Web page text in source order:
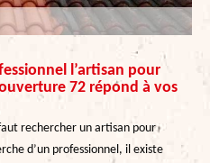
l’artisan pour
72 répond à vos
rechercher un artisan pour
d’un professionnel, il existe